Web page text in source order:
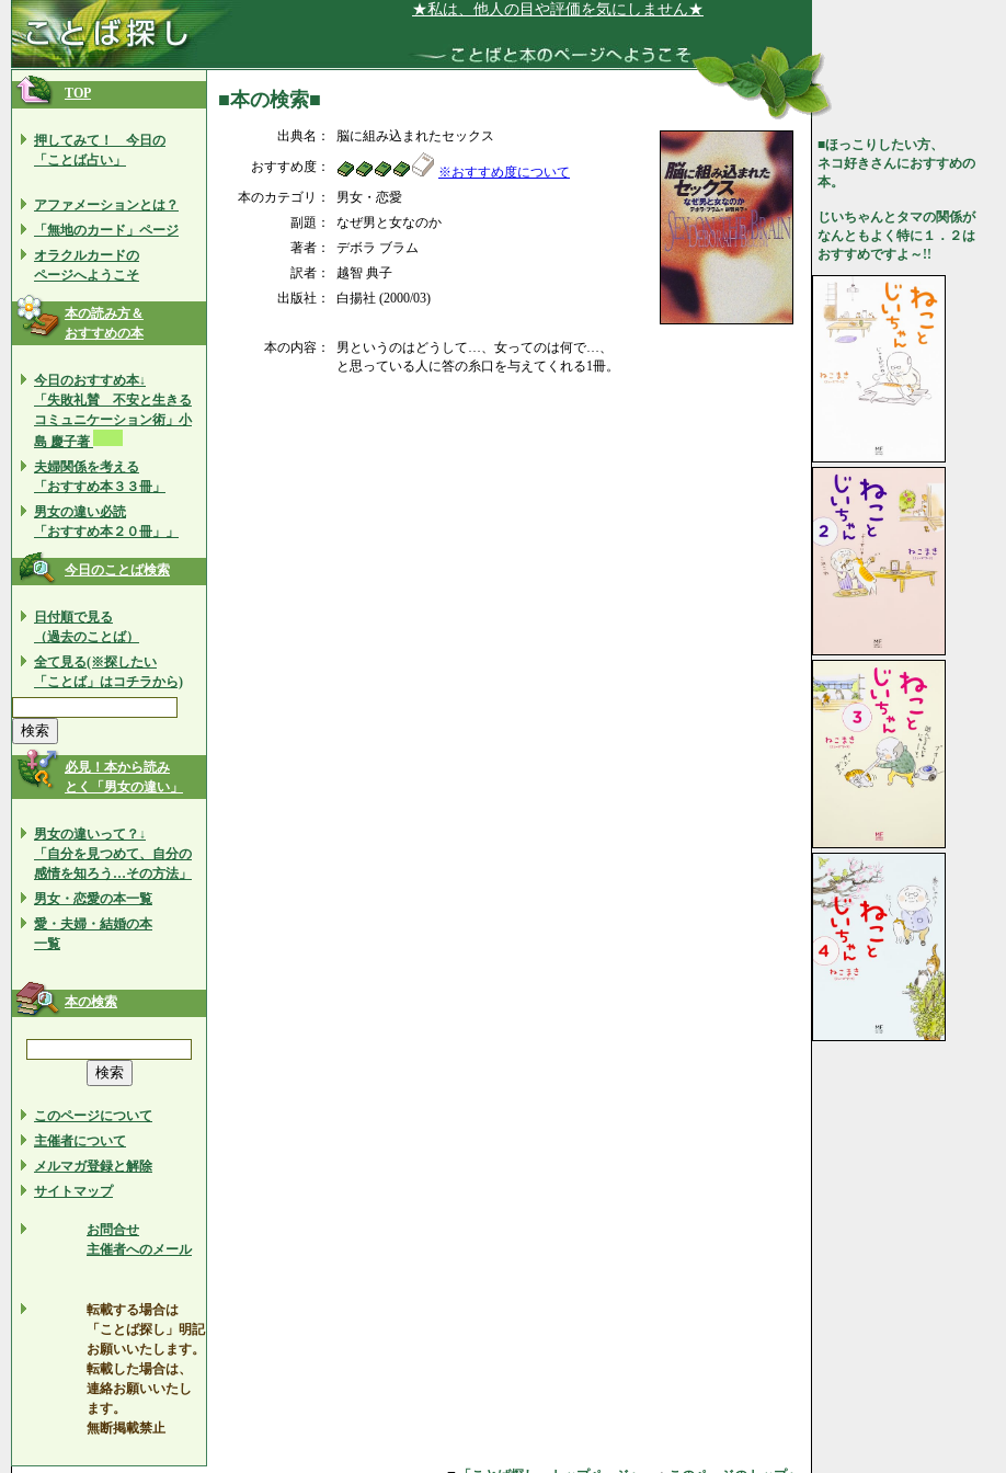
★私は、他人の目や評価を気にしません★
TOP
押してみて！ 今日の
「ことば占い」
アファメーションとは？
「無地のカード」ページ
オラクルカードの
ページへようこそ
本の読み方＆
おすすめの本
今日のおすすめ本↓
「失敗礼賛 不安と生きる
コミュニケーション術」小
島 慶子著
夫婦関係を考える
「おすすめ本３３冊」
男女の違い必読
「おすすめ本２０冊」」
今日のことば検索
日付順で見る
（過去のことば）
全て見る(※探したい
「ことば」はコチラから)
必見！本から読み
とく「男女の違い」
男女の違いって？↓
「自分を見つめて、自分の
感情を知ろう…その方法」
男女・恋愛の本一覧
愛・夫婦・結婚の本
一覧
本の検索
このページについて
主催者について
メルマガ登録と解除
サイトマップ
お問合せ
主催者へのメール
転載する場合は
「ことば探し」明記
お願いいたします。
転載した場合は、
連絡お願いいたし
ます。
無断掲載禁止
■本の検索■
出典名：
脳に組み込まれたセックス
おすすめ度：
※おすすめ度について
本のカテゴリ：
男女・恋愛
副題：
なぜ男と女なのか
著者：
デボラ ブラム
訳者：
越智 典子
出版社：
白揚社 (2000/03)
本の内容：
男というのはどうして…、女ってのは何で…、
と思っている人に答の糸口を与えてくれる1冊。
■ほっこりしたい方、
ネコ好きさんにおすすめの
本。
じいちゃんとタマの関係が
なんともよく特に１．２は
おすすめですよ～!!